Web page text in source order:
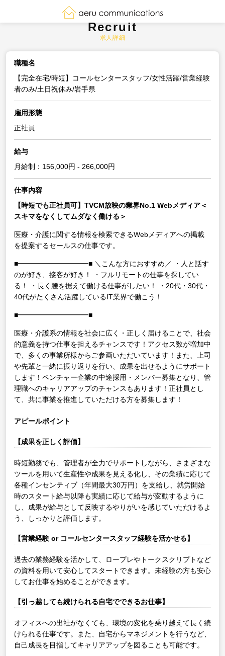
Recruit
求人詳細
職種名
【完全在宅/時短】コールセンタースタッフ/女性活躍/営業経験
者のみ/土日祝休み/岩手県
雇用形態
正社員
給与
月給制：156,000円 - 266,000円
仕事内容
【時短でも正社員可】TVCM放映の業界No.1 Webメディア＜
スキマをなくしてムダなく働ける＞
医療・介護に関する情報を検索できるWebメディアへの掲載
を提案するセールスの仕事です。
■━━━━━━━━━━■ ＼こんな方におすすめ／
・人と話す
のが好き、接客が好き！
・フルリモートの仕事を探してい
る！
・長く腰を据えて働ける仕事がしたい！
・20代・30代・
40代がたくさん活躍しているIT業界で働こう！
■━━━━━━━━━━■
医療・介護系の情報を社会に広く・正しく届けることで、社会
的意義を持つ仕事を担えるチャンスです！アクセス数が増加中
で、多くの事業所様からご参画いただいています！また、上司
や先輩と一緒に振り返りを行い、成果を出せるようにサポート
します！ベンチャー企業の中途採用・メンバー募集となり、管
理職へのキャリアアップのチャンスもあります！正社員とし
て、共に事業を推進していただける方を募集します！
アピールポイント
【成果を正しく評価】
時短勤務でも、管理者が全力でサポートしながら、さまざまな
ツールを用いて生産性や成果を見える化し、その業績に応じて
各種インセンティブ（年間最大30万円）を支給し、就労開始
時のスタート給与以降も実績に応じて給与が変動するように
し、成果が給与として反映するやりがいを感じていただけるよ
う、しっかりと評価します。
【営業経験 or コールセンタースタッフ経験を活かせる】
過去の業務経験を活かして、ロープレやトークスクリプトなど
の資料を用いて安心してスタートできます。未経験の方も安心
してお仕事を始めることができます。
【引っ越しても続けられる自宅でできるお仕事】
オフィスへの出社がなくても、環境の変化を乗り越えて長く続
けられる仕事です。また、自宅からマネジメントを行うなど、
自己成長を目指してキャリアアップを図ることも可能です。